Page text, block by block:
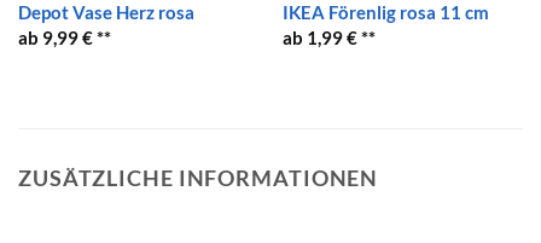
Depot Vase Herz rosa
9,99€
IKEA Förenlig rosa 11 cm
1,99€
ZUSÄTZLICHE INFORMATIONEN